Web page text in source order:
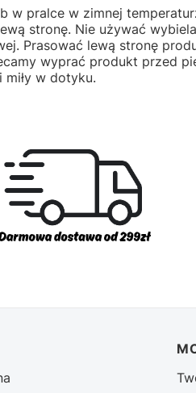
w pralce w zimnej
stronę. Nie używać
Prasować lewą stronę
wyprać produkt przed
miły w dotyku.